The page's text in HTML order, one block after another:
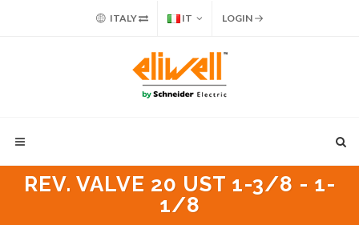
ITALY IT LOGIN
REV. VALVE 20 UST 1-3/8 - 1-
1/8